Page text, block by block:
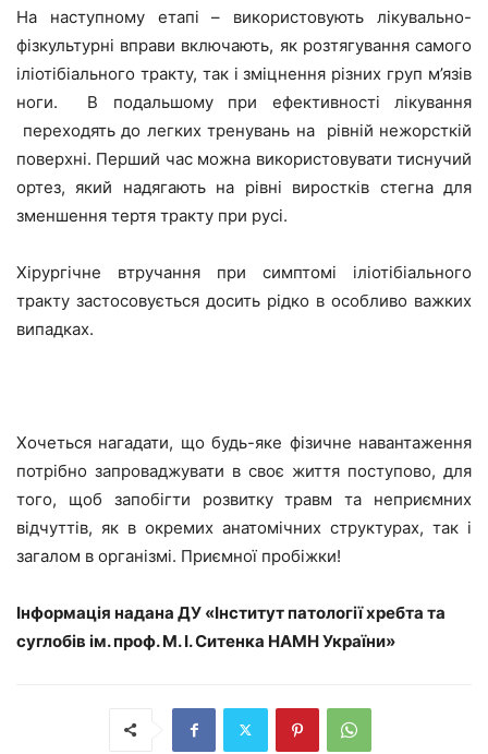
На наступному етапі – використовують лікувально-
фізкультурні вправи включають, як розтягування самого
іліотібіального тракту, так і зміцнення різних груп м’язів
ноги. В подальшому при ефективності лікування
переходять до легких тренувань на рівній нежорсткій
поверхні. Перший час можна використовувати тиснучий
ортез, який надягають на рівні виростків стегна для
зменшення тертя тракту при русі.
Хірургічне втручання при симптомі іліотібіального
тракту застосовується досить рідко в особливо важких
випадках.
Хочеться нагадати, що будь-яке фізичне навантаження
потрібно запроваджувати в своє життя поступово, для
того, щоб запобігти розвитку травм та неприємних
відчуттів, як в окремих анатомічних структурах, так і
загалом в організмі. Приємної пробіжки!
Інформація надана ДУ «Інститут патології хребта та
суглобів ім. проф. М. І. Ситенка НАМН України»